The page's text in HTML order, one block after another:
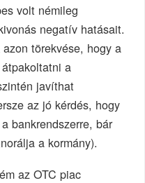
volt némileg
negatív hatásait.
törekvése, hogy a
a
javíthat
az jó kérdés, hogy
bankrendszerre, bár
a kormány).
az OTC piac